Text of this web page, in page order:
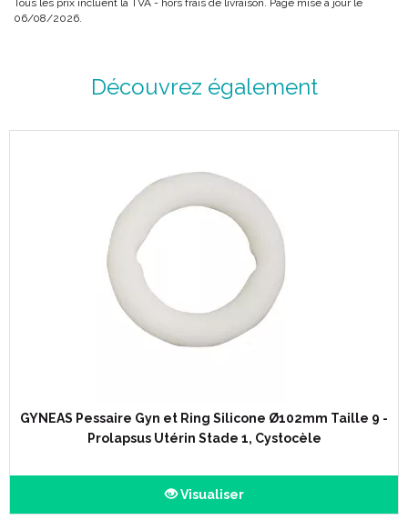
Tous les prix incluent la TVA - hors frais de livraison. Page mise à jour le
06/08/2026.
Découvrez également
GYNEAS Pessaire Gyn et Ring Silicone Ø102mm Taille 9 -
Prolapsus Utérin Stade 1, Cystocèle
Visualiser